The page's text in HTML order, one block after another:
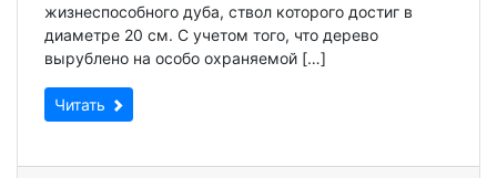
жизнеспособного дуба, ствол которого достиг в
диаметре 20 см. С учетом того, что дерево
вырублено на особо охраняемой […]
Читать